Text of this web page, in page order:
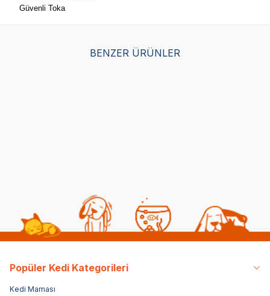
Güvenli Toka
BENZER ÜRÜNLER
Popüler Kedi Kategorileri
Kedi Maması